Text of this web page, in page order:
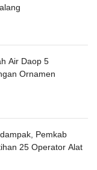
Air Daop 5
Ornamen
Pemkab
25 Operator Alat